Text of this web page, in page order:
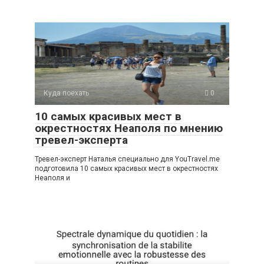
Куда поехать 0
10 самых красивых мест в
окрестностях Неаполя по мнению
тревел-эксперта
Тревел-эксперт Наталья специально для YouTravel.me
подготовила 10 самых красивых мест в окрестностях
Неаполя и